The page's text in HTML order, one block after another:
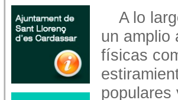
A lo
un amplio
físicas
populares